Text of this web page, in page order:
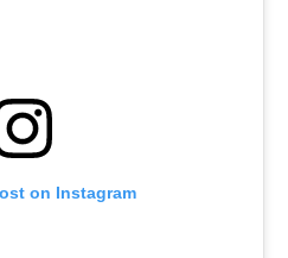
on Instagram